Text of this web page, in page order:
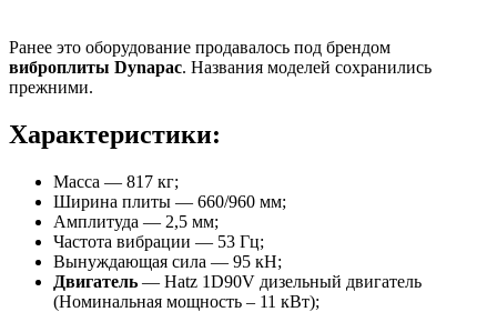
Ранее это оборудование продавалось под брендом
виброплиты Dynapac. Названия моделей сохранились
прежними.
Характеристики:
Масса — 817 кг;
Ширина плиты — 660/960 мм;
Амплитуда — 2,5 мм;
Частота вибрации — 53 Гц;
Вынуждающая сила — 95 кН;
Двигатель — Hatz 1D90V дизельный двигатель
(Номинальная мощность – 11 кВт);